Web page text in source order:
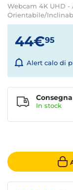
Webcam 4K UHD -
Orientabile/
44€95
Alert calo di
In stock